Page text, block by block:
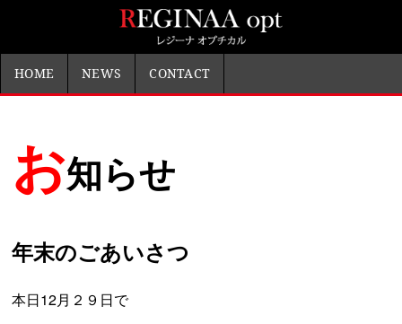
HOME NEWS CONTACT
お知らせ
年末のごあいさつ
本日12月２９日で